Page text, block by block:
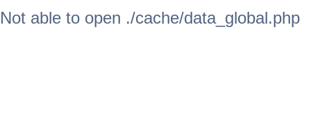
Not able to open ./cache/data_global.php